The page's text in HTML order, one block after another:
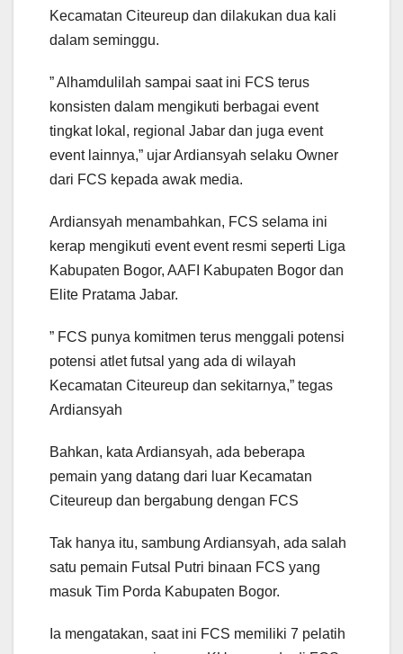
Kecamatan Citeureup dan dilakukan dua kali
dalam seminggu.
” Alhamdulilah sampai saat ini FCS terus
konsisten dalam mengikuti berbagai event
tingkat lokal, regional Jabar dan juga event
event lainnya,” ujar Ardiansyah selaku Owner
dari FCS kepada awak media.
Ardiansyah menambahkan, FCS selama ini
kerap mengikuti event event resmi seperti Liga
Kabupaten Bogor, AAFI Kabupaten Bogor dan
Elite Pratama Jabar.
” FCS punya komitmen terus menggali potensi
potensi atlet futsal yang ada di wilayah
Kecamatan Citeureup dan sekitarnya,” tegas
Ardiansyah
Bahkan, kata Ardiansyah, ada beberapa
pemain yang datang dari luar Kecamatan
Citeureup dan bergabung dengan FCS
Tak hanya itu, sambung Ardiansyah, ada salah
satu pemain Futsal Putri binaan FCS yang
masuk Tim Porda Kabupaten Bogor.
Ia mengatakan, saat ini FCS memiliki 7 pelatih